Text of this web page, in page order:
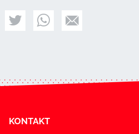
KONTAKT